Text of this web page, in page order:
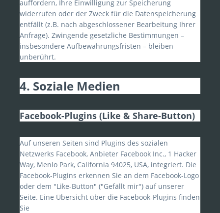
auffordern, Ihre Einwilligung zur Speicherung
widerrufen oder der Zweck für die Datenspeicherung
entfällt (z.B. nach abgeschlossener Bearbeitung Ihrer
Anfrage). Zwingende gesetzliche Bestimmungen –
insbesondere Aufbewahrungsfristen – bleiben
unberührt.
4. Soziale Medien
Facebook-Plugins (Like & Share-Button)
Auf unseren Seiten sind Plugins des sozialen
Netzwerks Facebook, Anbieter Facebook Inc., 1 Hacker
Way, Menlo Park, California 94025, USA, integriert. Die
Facebook-Plugins erkennen Sie an dem Facebook-Logo
oder dem "Like-Button" ("Gefällt mir") auf unserer
Seite. Eine Übersicht über die Facebook-Plugins finden
Sie